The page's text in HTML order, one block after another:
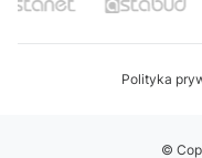
Polityka
©